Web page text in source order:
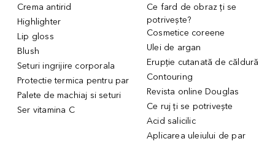
Crema antirid
Highlighter
Lip gloss
Blush
Seturi ingrijire corporala
Protectie termica pentru par
Palete de machiaj si seturi
Ser vitamina C
Ce fard de obraz ți se
potrivește?
Cosmetice coreene
Ulei de argan
Erupție cutanată de căldură
Contouring
Revista online Douglas
Ce ruj ți se potrivește
Acid salicilic
Aplicarea uleiului de par